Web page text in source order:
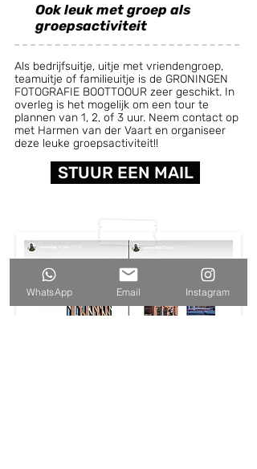
Ook leuk met groep als
groepsactiviteit
Als bedrijfsuitje, uitje met vriendengroep,
teamuitje of familieuitje is de GRONINGEN
FOTOGRAFIE BOOTTOOUR zeer geschikt. In
overleg is het mogelijk om een tour te
plannen van 1, 2, of 3 uur. Neem contact op
met Harmen van der Vaart en organiseer
deze leuke groepsactiviteit!!
STUUR EEN MAIL
WhatsApp Email Instagram